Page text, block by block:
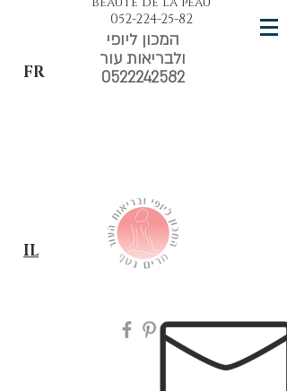
FR
המכון ליופי
ולבריאות עור
0522242582
052-224-25-82
IL